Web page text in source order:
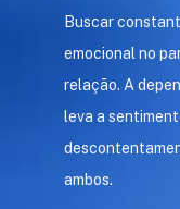
Buscar
emocional no
relação. A
leva a
ambos.